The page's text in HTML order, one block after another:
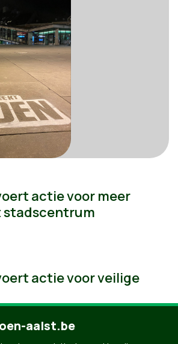
actie voor meer
stadscentrum
actie voor veilige
aalst.be